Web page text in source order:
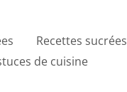
Recettes sucrées
de cuisine